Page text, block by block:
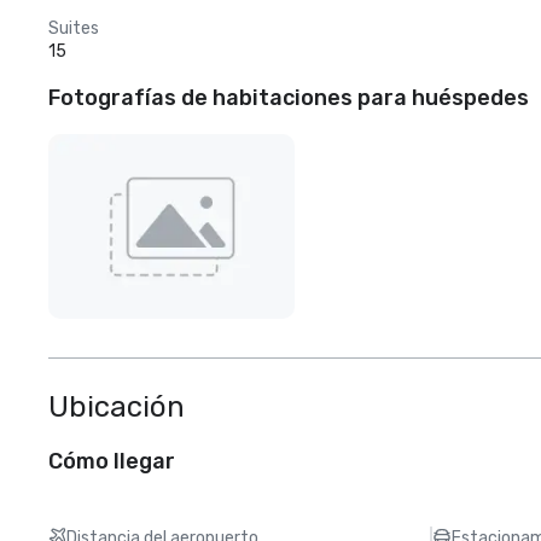
Suites
15
Fotografías de habitaciones para huéspedes
Ubicación
Cómo llegar